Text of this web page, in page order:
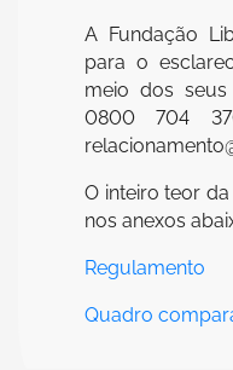
A Fundação
para o
meio dos seus
0800 704
O inteiro teor
nos anexos
Regulamento
Quadro